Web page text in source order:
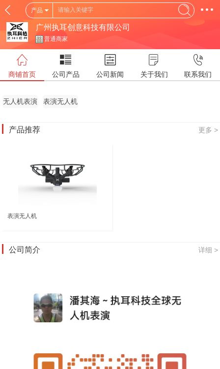
产品
广州执耳创意科技有限公司
普通商家
商铺首页 公司产品 公司新闻 关于我们 联系我们
无人机表演 表演无人机
产品推荐 更多 >
表演无人机
公司简介 详细 >